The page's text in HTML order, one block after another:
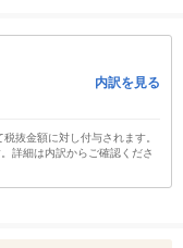
内訳を見る
抜金額に対し付与されます。
詳細は内訳からご確認くださ